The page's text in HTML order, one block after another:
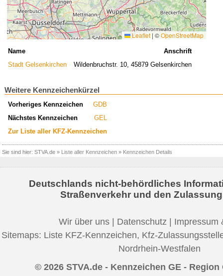
Leaflet | ©OpenStreetMap
Name
Anschrift
Stadt Gelsenkirchen
Wildenbruchstr. 10, 45879 Gelsenkirchen
Weitere Kennzeichenkürzel
Vorheriges Kennzeichen
GDB
Nächstes Kennzeichen
GEL
Zur Liste aller KFZ-Kennzeichen
Sie sind hier: STVA.de » Liste aller Kennzeichen » Kennzeichen Details
Deutschlands nicht-behördliches
Straßenverkehr und den
Wir über uns | Datenschutz | Impressum
Sitemaps: Liste KFZ-Kennzeichen, Kfz-
Nordrhein-Westfalen
© 2026 STVA.de - Kennzeichen GE -